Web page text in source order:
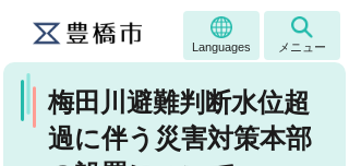
Languages メニュー
梅田川避難判断水位超
過に伴う災害対策本部